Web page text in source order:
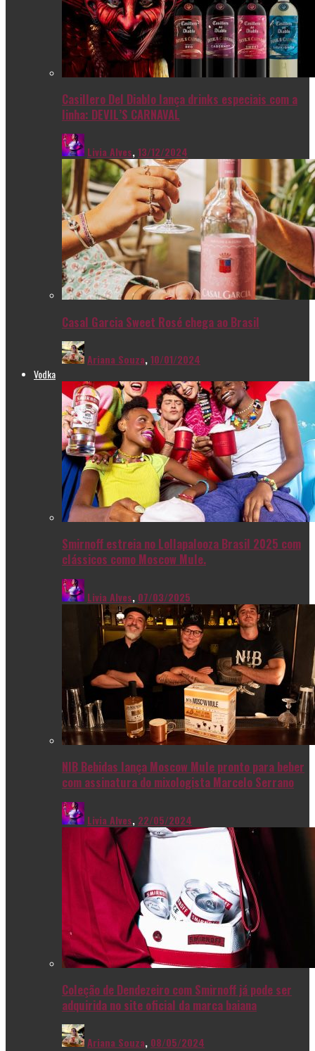
Casillero Del Diablo lança drinks especiais com a
linha: DEVIL’S CARNAVAL
Livia Alves,13/12/2024
Casal Garcia Sweet Rosé chega ao Brasil
Ariana Souza,10/01/2024
Vodka
Smirnoff estreia no Lollapalooza Brasil 2025 com
clássicos como Moscow Mule.
Livia Alves, 07/03/2025
NIB Bebidas lança Moscow Mule pronto para beber
com assinatura do mixologista Marcelo Serrano
Livia Alves, 22/05/2024
Coleção de Dendezeiro com Smirnoff já pode ser
adquirida no site oficial da marca baiana
Ariana Souza, 08/05/2024